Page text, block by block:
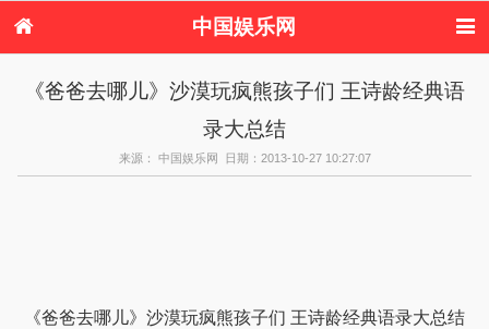
中国娱乐网
电视剧
演唱会 综艺节目
偶像活动
《爸爸去哪儿》沙漠玩疯熊孩子们 王诗龄经典语
录大总结
来源： 中国娱乐网 日期：2013-10-27 10:27:07
《爸爸去哪儿》沙漠玩疯熊孩子们 王诗龄经典语录大总结